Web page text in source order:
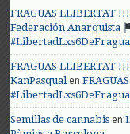
FRAGUAS LLIBERTAT
Federación Anarquista
FRAGUAS LLIBERTAT
KanPasqualen
Semillas de cannabis en